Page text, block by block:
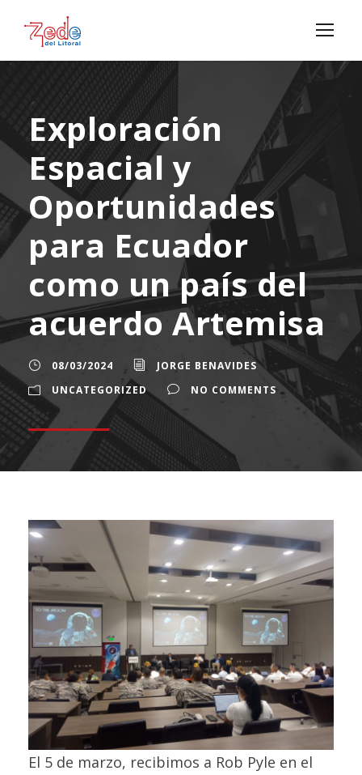
Exploración
Espacial y
Oportunidades
para Ecuador
como un país del
acuerdo Artemisa
08/03/2024
JORGE BENAVIDES
UNCATEGORIZED
NO COMMENTS
El 5 de marzo, recibimos a Rob Pyle en el